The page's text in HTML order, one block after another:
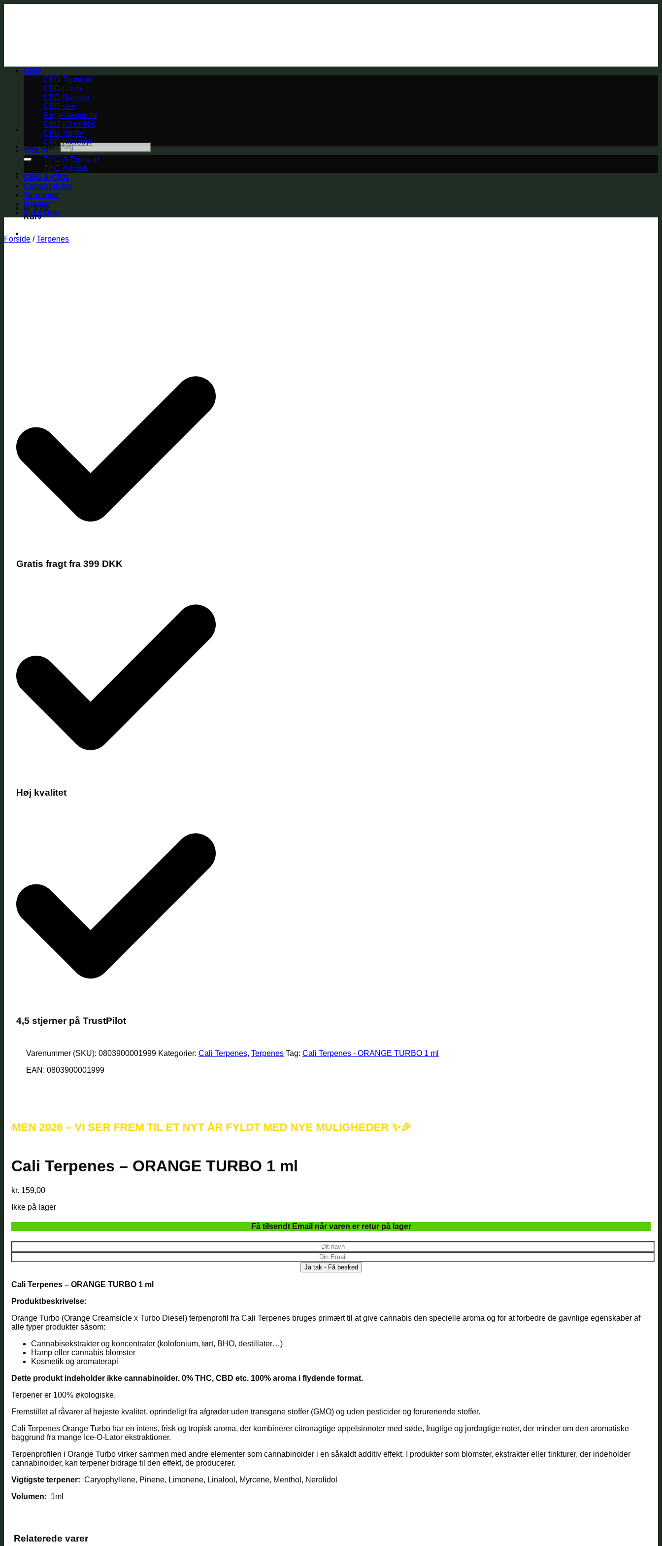
Søg efter:
kr.0,00
Kurv
CBD
CBD Topskud
CBD Hash
CBD Booster
CBD olie
Røgelsespinde
CBD Kosmetik
CBD Spray
CBD Kæledyr
THC-A
THC-A Topskud
THC-A Hash
CBG & CBN
Cannabis frø
Terpenes
Isolater
Fake Urin
Forside / Terpenes
Gratis fragt fra 399 DKK
Høj kvalitet
4,5 stjerner på TrustPilot
Varenummer (SKU): 0803900001999 Kategorier: Cali Terpenes, Terpenes Tag: Cali Terpenes - ORANGE TURBO 1 ml
EAN: 0803900001999
2026 – VI SER FREM TIL ET NYT ÅR FYLDT MED NYE MULIGHEDER ✨🎉
Cali Terpenes – ORANGE TURBO 1 ml
kr. 159,00
Ikke på lager
Få tilsendt Email når varen er retur på lager
Cali Terpenes – ORANGE TURBO 1 ml
Produktbeskrivelse:
Orange Turbo (Orange Creamsicle x Turbo Diesel) terpenprofil fra Cali Terpenes bruges primært til at give cannabis den specielle aroma og for at forbedre de gavnlige egenskaber af
alle typer produkter såsom:
Cannabisekstrakter og koncentrater (kolofonium, tørt, BHO, destillater…)
Hamp eller cannabis blomster
Kosmetik og aromaterapi
Dette produkt indeholder ikke cannabinoider. 0% THC, CBD etc. 100% aroma i flydende format.
Terpener er 100% økologiske.
Fremstillet af råvarer af højeste kvalitet, oprindeligt fra afgrøder uden transgene stoffer (GMO) og uden pesticider og forurenende stoffer.
Cali Terpenes Orange Turbo har en intens, frisk og tropisk aroma, der kombinerer citronagtige appelsinnoter med søde, frugtige og jordagtige noter, der minder om den aromatiske
baggrund fra mange Ice-O-Lator ekstraktioner.
Terpenprofilen i Orange Turbo virker sammen med andre elementer som cannabinoider i en såkaldt additiv effekt. I produkter som blomster, ekstrakter eller tinkturer, der indeholder
cannabinoider, kan terpener bidrage til den effekt, de producerer.
Vigtigste terpener: Caryophyllene, Pinene, Limonene, Linalool, Myrcene, Menthol, Nerolidol
Volumen: 1ml
Relaterede varer